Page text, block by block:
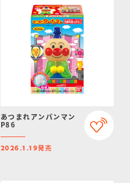
あつまれアンパンマン
P86
2026.1.19発売